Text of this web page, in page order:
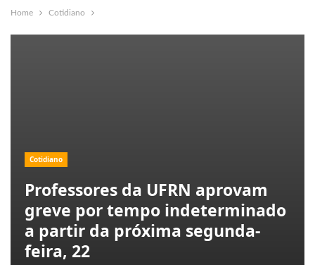
Home Cotidiano
Cotidiano
Professores da UFRN aprovam
greve por tempo indeterminado
a partir da próxima segunda-
feira, 22